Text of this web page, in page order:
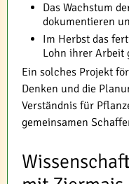
Das Wachstum
dokumentieren
Im Herbst das
Lohn ihrer Arbeit
Ein solches Projekt
Denken und die
Verständnis für
gemeinsamen